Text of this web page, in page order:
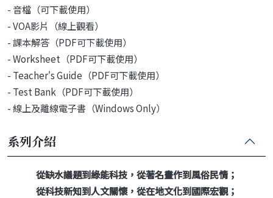
- 音檔（可下載使用）
- VOA影片（線上觀看）
- 課本解答（PDF可下載使用）
- Worksheet（PDF可下載使用）
- Teacher's Guide（PDF可下載使用）
- Test Bank（PDF可下載使用）
- 線上及離線電子書（Windows Only）
系列介紹
從缺水議題到綠能科技，從著名畫作到風俗民情；
從科技新知到人文關懷，從在地文化到國際宏觀；